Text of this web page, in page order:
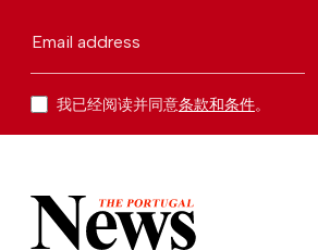
Email address
我已经阅读并同意条款和条件。